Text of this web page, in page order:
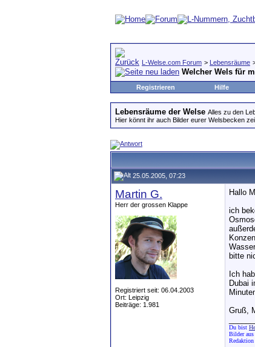
L-Welse.com Forum > Lebensräume
Welcher Wels für
Registrieren Hilfe
Lebensräume der Welse Alles zu den
Hier könnt ihr auch Bilder eurer Welsbecken
25.05.2005, 07:23
Martin G.
Herr der grossen Klappe
Registriert seit: 06.04.2003
Ort: Leipzig
Beiträge: 1.981
Hallo
ich
bitte
Ich
Dubai
Gruß,
Du bist
Bilder aus
Redaktion